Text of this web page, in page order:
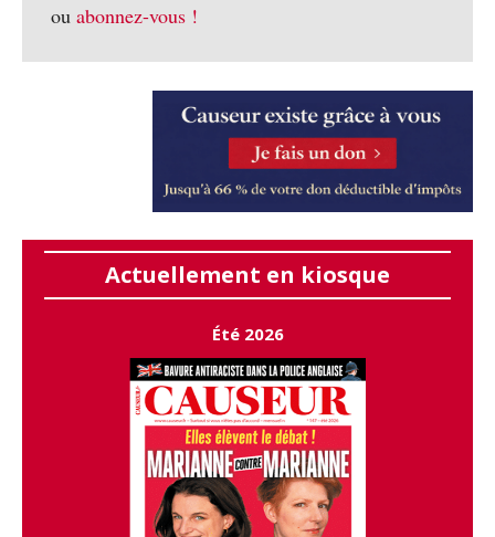
ou abonnez-vous !
Actuellement en kiosque
Été 2026